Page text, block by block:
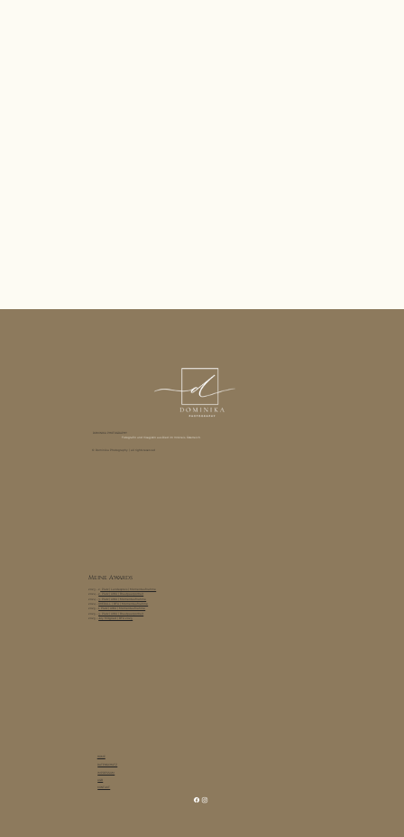
DOMINIKA PHOTOGRAPHY
Fotografin und Visagistin aus Ried im Innkreis, Österreich.
© Dominika Photography | all rights reserved
DATENSCHUTZ
IMPRESSUM
AGB
KONTAKT
Meine Awards
. Platz | Landespreis | Momentaufnahme
2024 -2. Platz | AWA | Brautpaarportrait
3. Platz | AWA | Momentaufnahme
2024 -OVERALL | BFA | Momentaufnahme
2025 -
3. Platz | AWA | Brautpaarportrait
2025 -
Jury Mitglied | BFA 2025